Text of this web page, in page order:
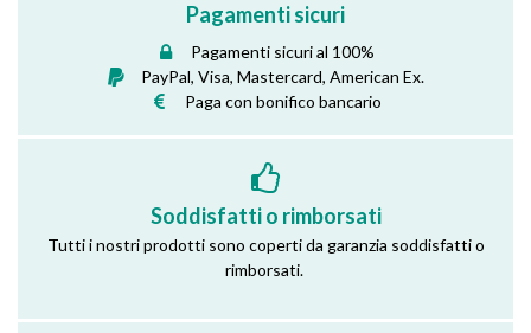
Pagamenti sicuri
Pagamenti sicuri al 100%
PayPal, Visa, Mastercard, American Ex.
Paga con bonifico bancario
Soddisfatti o rimborsati
Tutti i nostri prodotti sono coperti da garanzia soddisfatti o
rimborsati.